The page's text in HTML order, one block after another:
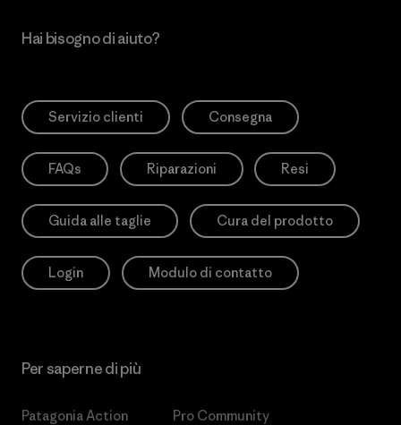
Hai bisogno di aiuto?
Servizio clienti Consegna
FAQs Riparazioni Resi
Guida alle taglie Cura del prodotto
Login Modulo di contatto
Per saperne di più
Patagonia Action
Pro Community